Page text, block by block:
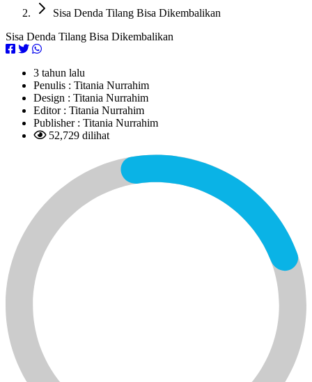
Sisa Denda Tilang Bisa Dikembalikan
Sisa Denda Tilang Bisa Dikembalikan
3 tahun lalu
Penulis : Titania Nurrahim
Design : Titania Nurrahim
Editor : Titania Nurrahim
Publisher : Titania Nurrahim
52,729 dilihat